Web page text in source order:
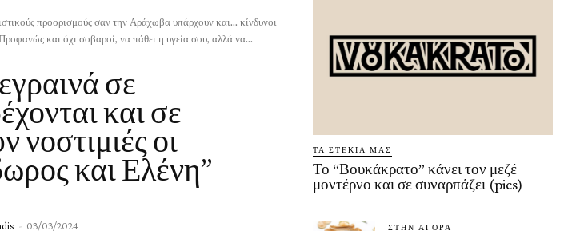
προορισμούς σαν την Αράχωβα υπάρχουν και... κίνδυνοι
και όχι σοβαροί, να πάθει η υγεία σου, αλλά να...
σε
και σε
νοστιμιές οι
και Ελένη”
- 03/03/2024
ΤΑ ΣΤΕΚΙΑ ΜΑΣ
Το “Βουκάκρατο” κάνει τον μεζέ
μοντέρνο και σε συναρπάζει (pics)
ΣΤΗΝ ΑΓΟΡΑ